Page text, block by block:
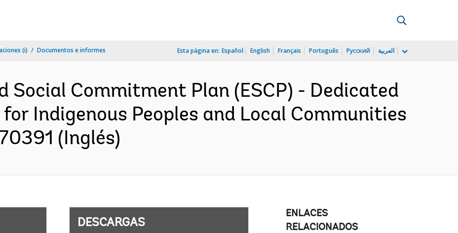
(i) Documentos e informes Esta página en: Español English Français Português Русский العربية
Social Commitment Plan (ESCP) - Dedicated
Indigenous Peoples and Local Communities
(Inglés)
DESCARGAS
ENLACES
RELACIONADOS